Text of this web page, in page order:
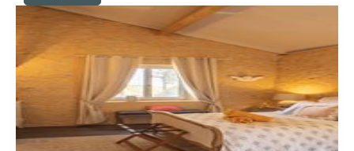
ПОДРОБНЕЕ